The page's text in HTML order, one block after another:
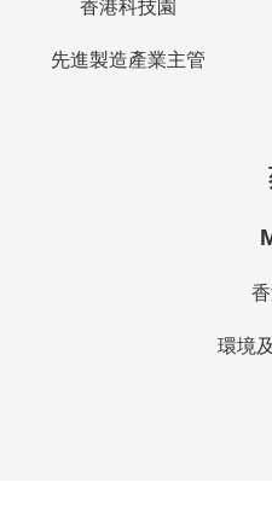
香港科技園
先進製造產業主管
蔡
Mr
香
環境